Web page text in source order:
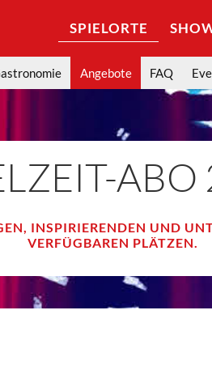
SPIELORTE
Angebote FAQ
INSPIRIERENDEN UND
VERFÜGBAREN PLÄTZEN.